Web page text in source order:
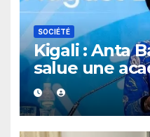
SOCIÉTÉ
Kigali : Anta
salue une
au
femmes